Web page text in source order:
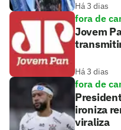
Há 3 dias
fora de
Jovem
Há 3 dias
fora de
ironiza
viraliza